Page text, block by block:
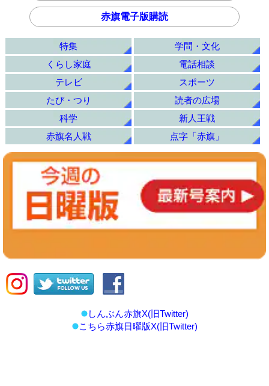
赤旗電子版購読
特集
学問・文化
くらし家庭
電話相談
テレビ
スポーツ
たび・つり
読者の広場
科学
新人王戦
赤旗名人戦
点字「赤旗」
しんぶん赤旗X(旧Twitter)
こちら赤旗日曜版X(旧Twitter)